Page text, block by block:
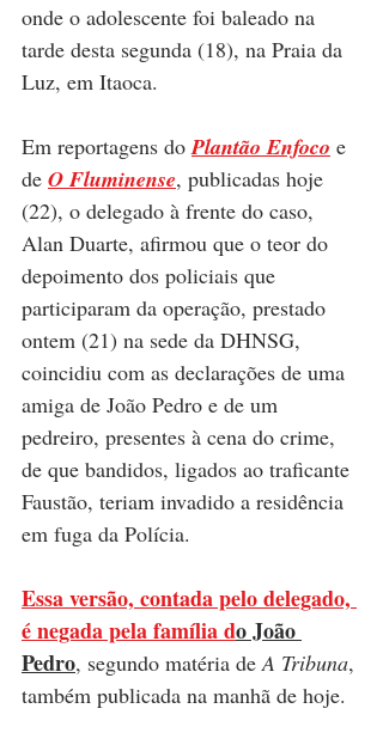
onde o adolescente foi baleado na
tarde desta segunda (18), na Praia da
Luz, em Itaoca.
Em reportagens do Plantão Enfoco e
de O Fluminense, publicadas hoje
(22), o delegado à frente do caso,
Alan Duarte, afirmou que o teor do
depoimento dos policiais que
participaram da operação, prestado
ontem (21) na sede da DHNSG,
coincidiu com as declarações de uma
amiga de João Pedro e de um
pedreiro, presentes à cena do crime,
de que bandidos, ligados ao traficante
Faustão, teriam invadido a residência
em fuga da Polícia.
Essa versão, contada pelo delegado,
é negada pela família do João
Pedro, segundo matéria de A Tribuna,
também publicada na manhã de hoje.